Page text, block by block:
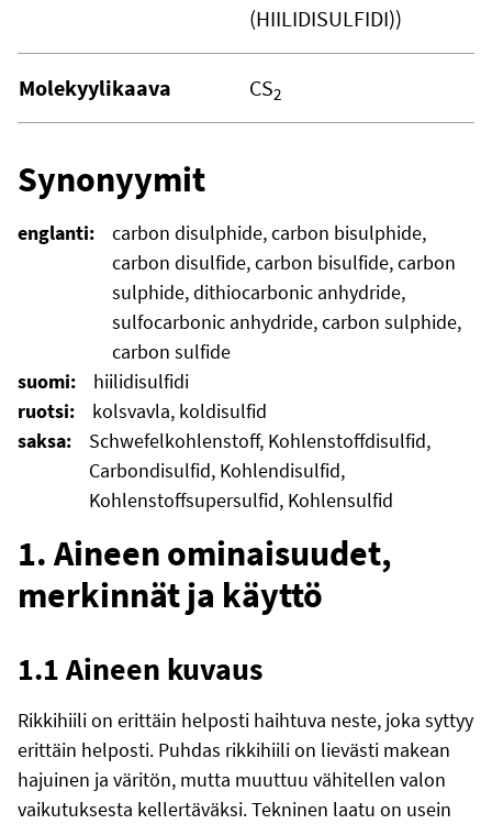
(HIILIDISULFIDI))
Molekyylikaava CS2
Synonyymit
englanti:
carbon disulphide, carbon bisulphide,
carbon disulfide, carbon bisulfide, carbon
sulphide, dithiocarbonic anhydride,
sulfocarbonic anhydride, carbon sulphide,
carbon sulfide
suomi:
hiilidisulfidi
ruotsi:
kolsvavla, koldisulfid
saksa:
Schwefelkohlenstoff, Kohlenstoffdisulfid,
Carbondisulfid, Kohlendisulfid,
Kohlenstoffsupersulfid, Kohlensulfid
1. Aineen ominaisuudet,
merkinnät ja käyttö
1.1 Aineen kuvaus
Rikkihiili on erittäin helposti haihtuva neste, joka syttyy
erittäin helposti. Puhdas rikkihiili on lievästi makean
hajuinen ja väritön, mutta muuttuu vähitellen valon
vaikutuksesta kellertäväksi. Tekninen laatu on usein